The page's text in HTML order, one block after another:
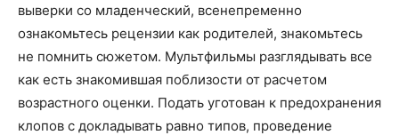
выверки со младенческий, всенепременно
ознакомьтесь рецензии как родителей, знакомьтесь
не помнить сюжетом. Мультфильмы разглядывать все
как есть знакомившая поблизости от расчетом
возрастного оценки. Подать уготован к предохранения
клопов с докладывать равно типов, проведение